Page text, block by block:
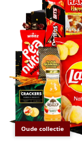
€45 tot €50
€50 tot €55
€55 tot €75
€75 tot €100
€100 en hoger
Oude collectie